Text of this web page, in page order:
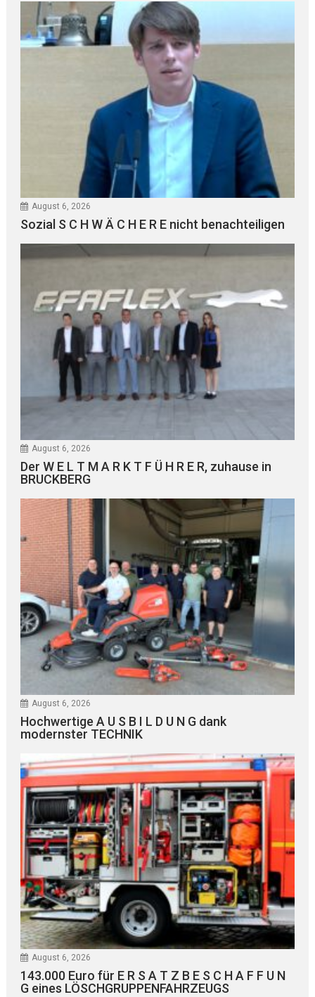
August 6, 2026
Sozial S C H W Ä C H E R E nicht benachteiligen
August 6, 2026
Der W E L T M A R K T F Ü H R E R, zuhause in
BRUCKBERG
August 6, 2026
Hochwertige A U S B I L D U N G dank
modernster TECHNIK
August 6, 2026
143.000 Euro für E R S A T Z B E S C H A F F U N
G eines LÖSCHGRUPPENFAHRZEUGS